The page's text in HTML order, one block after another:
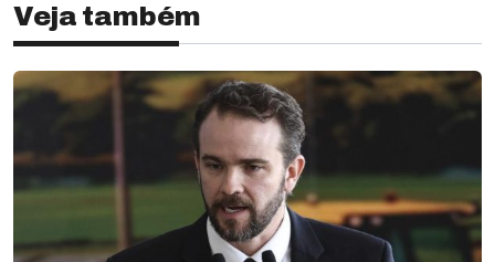
Veja também